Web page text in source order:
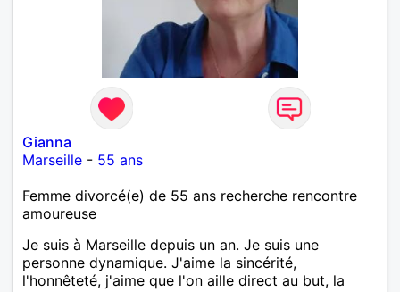
Gianna
Marseille - 55 ans
Femme divorcé(e) de 55 ans recherche rencontre
amoureuse
Je suis à Marseille depuis un an. Je suis une
personne dynamique. J'aime la sincérité,
l'honnêteté, j'aime que l'on aille direct au but, la